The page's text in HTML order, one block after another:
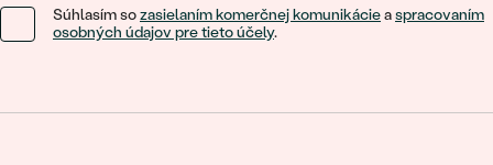
Súhlasím sozasielaním komerčnej komunikácieaspracovaním
osobných údajov pre tieto účely.